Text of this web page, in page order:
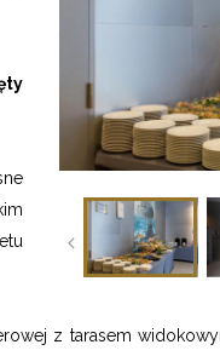
z tarasem